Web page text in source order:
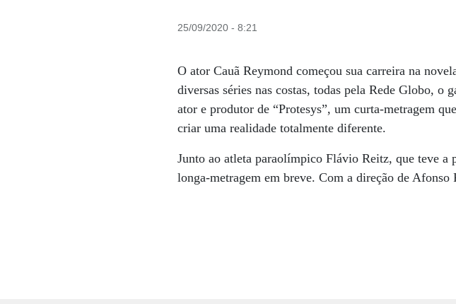
25/09/2020 - 8:21
O ator Cauã Reymond começou sua carreira na
diversas séries nas costas, todas pela Rede Globo,
ator e produtor de “Protesys”, um curta-metragem
criar uma realidade totalmente diferente.
Junto ao atleta paraolímpico Flávio Reitz, que teve
longa-metragem em breve. Com a direção de